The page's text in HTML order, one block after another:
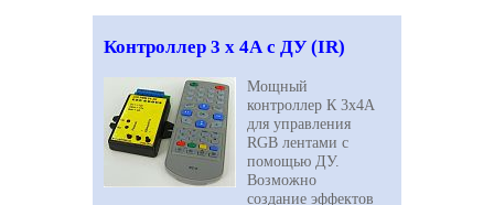
Контроллер 3 х 4А с ДУ (IR)
Мощный
контроллер К 3х4A
для управления
RGB лентами с
помощью ДУ.
Возможно
создание эффектов